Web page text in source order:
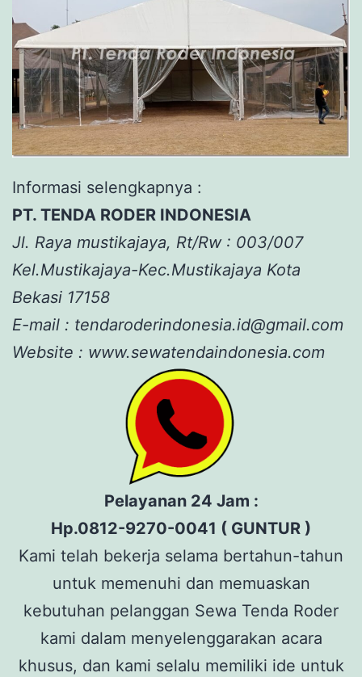
Informasi selengkapnya :
PT. TENDA RODER INDONESIA
Jl. Raya mustikajaya, Rt/Rw : 003/007
Kel.Mustikajaya-Kec.Mustikajaya Kota
Bekasi 17158
E-mail : tendaroderindonesia.id@gmail.com
Website : www.sewatendaindonesia.com
Pelayanan 24 Jam :
Hp.0812-9270-0041 ( GUNTUR )
Kami telah bekerja selama bertahun-tahun
untuk memenuhi dan memuaskan
kebutuhan pelanggan Sewa Tenda Roder
kami dalam menyelenggarakan acara
khusus, dan kami selalu memiliki ide untuk